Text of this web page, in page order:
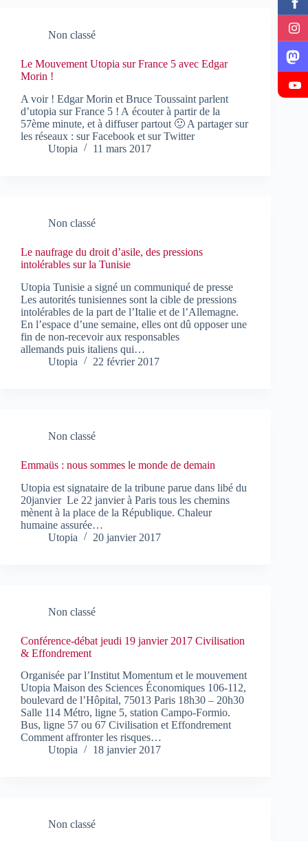
Non classé
Le Mouvement Utopia sur France 5 avec Edgar
Morin !
A voir ! Edgar Morin et Bruce Toussaint parlent
d’utopia sur France 5 ! A écouter à partir de la
57ème minute, et à diffuser partout 🙂 A partager sur
les réseaux : sur Facebook et sur Twitter
Utopia
11 mars 2017
Non classé
Le naufrage du droit d’asile, des pressions
intolérables sur la Tunisie
Utopia Tunisie a signé un communiqué de presse
Les autorités tunisiennes sont la cible de pressions
intolérables de la part de l’Italie et de l’Allemagne.
En l’espace d’une semaine, elles ont dû opposer une
fin de non-recevoir aux responsables
allemands puis italiens qui…
Utopia
22 février 2017
Non classé
Emmaüs : nous sommes le monde de demain
Utopia est signataire de la tribune parue dans libé du
20janvier Le 22 janvier à Paris tous les chemins
mènent à la place de la République. Chaleur
humaine assurée…
Utopia
20 janvier 2017
Non classé
Conférence-débat jeudi 19 janvier 2017 Civilisation
& Effondrement
Organisée par l’Institut Momentum et le mouvement
Utopia Maison des Sciences Économiques 106-112,
boulevard de l’Hôpital, 75013 Paris 18h30 – 20h30
Salle 114 Métro, ligne 5, station Campo-Formio.
Bus, ligne 57 ou 67 Civilisation et Effondrement
Comment affronter les risques…
Utopia
18 janvier 2017
Non classé